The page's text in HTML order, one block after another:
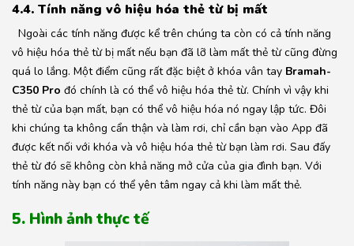
4.4. Tính năng vô hiệu hóa thẻ từ bị mất
Ngoài các tính năng được kể trên chúng ta còn có cả tính năng
vô hiệu hóa thẻ từ bị mất nếu bạn đã lỡ làm mất thẻ từ cũng đừng
quá lo lắng. Một điểm cũng rất đặc biệt ở khóa vân tay Bramah-
C350 Pro đó chính là có thể vô hiệu hóa thẻ từ. Chính vì vậy khi
thẻ từ của bạn mất, bạn có thể vô hiệu hóa nó ngay lập tức. Đôi
khi chúng ta không cẩn thận và làm rơi, chỉ cần bạn vào App đã
được kết nối với khóa và vô hiệu hóa thẻ từ bạn làm rơi. Sau đấy
thẻ từ đó sẽ không còn khả năng mở cửa của gia đình bạn. Với
tính năng này bạn có thể yên tâm ngay cả khi làm mất thẻ.
5. Hình ảnh thực tế